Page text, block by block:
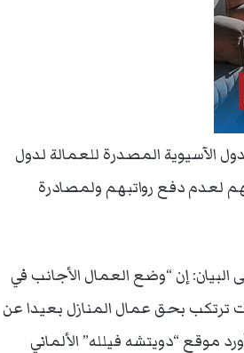
الآسيوية المصدرة للعمالة لدول
لعدم دفع رواتبهم ولمصادرة
إن “وضع العمال الأجانب في
ترتكب بحق عمال المنازل بعيدا عن
موقع “دويتشه فيلله” الألماني